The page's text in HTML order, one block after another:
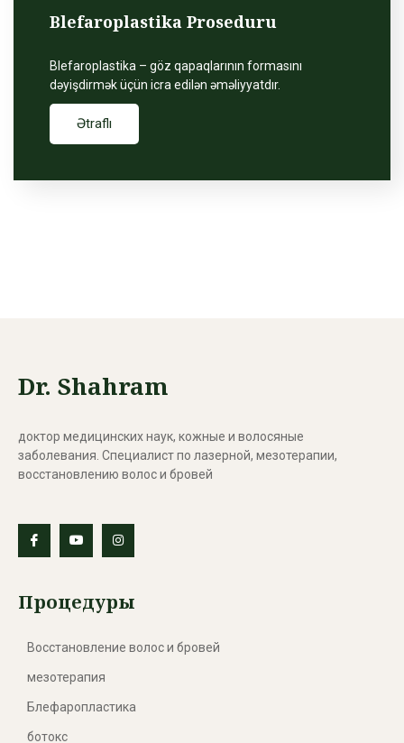
Blefaroplastika Proseduru
Blefaroplastika – göz qapaqlarının formasını
dəyişdirmək üçün icra edilən əməliyyatdır.
Ətraflı
Dr. Shahram
доктор медицинских наук, кожные и волосяные
заболевания. Специалист по лазерной, мезотерапии,
восстановлению волос и бровей
Процедуры
Восстановление волос и бровей
мезотерапия
Блефаропластика
ботокс